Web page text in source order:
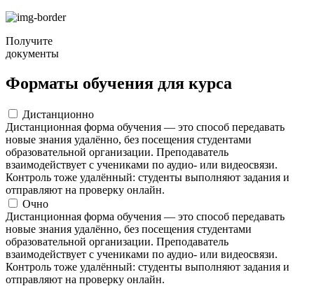
Получите
документы
Форматы обучения для курса
Дистанционно
Дистанционная форма обучения — это способ передавать
новые знания удалённо, без посещения студентами
образовательной организации. Преподаватель
взаимодействует с учениками по аудио- или видеосвязи.
Контроль тоже удалённый: студенты выполняют задания и
отправляют на проверку онлайн.
Очно
Дистанционная форма обучения — это способ передавать
новые знания удалённо, без посещения студентами
образовательной организации. Преподаватель
взаимодействует с учениками по аудио- или видеосвязи.
Контроль тоже удалённый: студенты выполняют задания и
отправляют на проверку онлайн.